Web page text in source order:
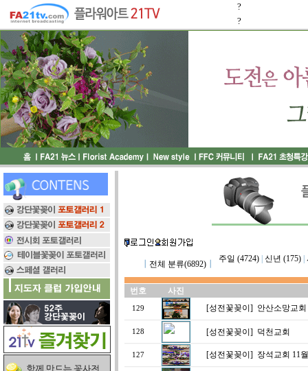
?
?
전체 분류(6892)┃
주일 (4724)| 신년 (175)|
번호 사진
129 [성전꽃꽂이] 안산소망교회
128 [성전꽃꽂이] 덕천교회
127 [성전꽃꽂이] 장석교회 11